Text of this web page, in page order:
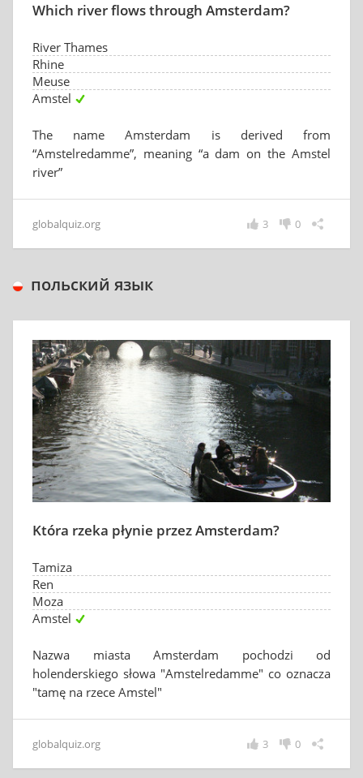
Which river flows through Amsterdam?
River Thames
Rhine
Meuse
Amstel
The name Amsterdam is derived from
“Amstelredamme”, meaning “a dam on the Amstel
river”
globalquiz.org 0
3
польский язык
Która rzeka płynie przez Amsterdam?
Tamiza
Ren
Moza
Amstel
Nazwa miasta Amsterdam pochodzi od
holenderskiego słowa "Amstelredamme" co oznacza
"tamę na rzece Amstel"
globalquiz.org 0
3